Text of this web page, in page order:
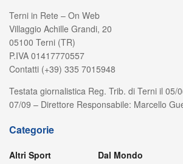
Terni in Rete – On Web
Villaggio Achille Grandi, 20
05100 Terni (TR)
P.IVA 01417770557
Contatti (+39) 335 7015948
Testata giornalistica Reg. Trib. di Terni il 05/
07/09 – Direttore Responsabile: Marcello
Categorie
Altri Sport
Dal Mondo